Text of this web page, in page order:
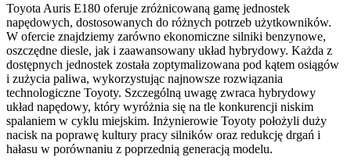
Toyota Auris E180 oferuje zróżnicowaną gamę jednostek
napędowych, dostosowanych do różnych potrzeb użytkowników.
W ofercie znajdziemy zarówno ekonomiczne silniki benzynowe,
oszczędne diesle, jak i zaawansowany układ hybrydowy. Każda z
dostępnych jednostek została zoptymalizowana pod kątem osiągów
i zużycia paliwa, wykorzystując najnowsze rozwiązania
technologiczne Toyoty. Szczególną uwagę zwraca hybrydowy
układ napędowy, który wyróżnia się na tle konkurencji niskim
spalaniem w cyklu miejskim. Inżynierowie Toyoty położyli duży
nacisk na poprawę kultury pracy silników oraz redukcję drgań i
hałasu w porównaniu z poprzednią generacją modelu.